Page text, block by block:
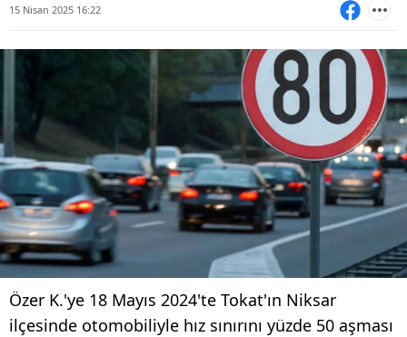
15 Nisan 2025 16:22
Özer K.'ye 18 Mayıs 2024'te Tokat'ın Niksar
ilçesinde otomobiliyle hız sınırını yüzde 50 aşması